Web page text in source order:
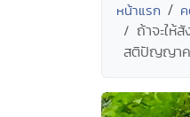
หน้าแรก
ถ้าจะให้
สติปัญญาค